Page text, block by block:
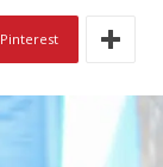
Pinterest